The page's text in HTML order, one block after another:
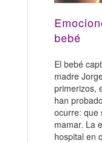
bebé
El bebé
madre
primerizos,
han
ocurre: que
mamar. La
hospital en